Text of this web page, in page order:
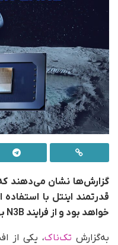
خواهد بود و از فرایند N3B بهره خواهد برد.
به‌گزارش تک‌ناک